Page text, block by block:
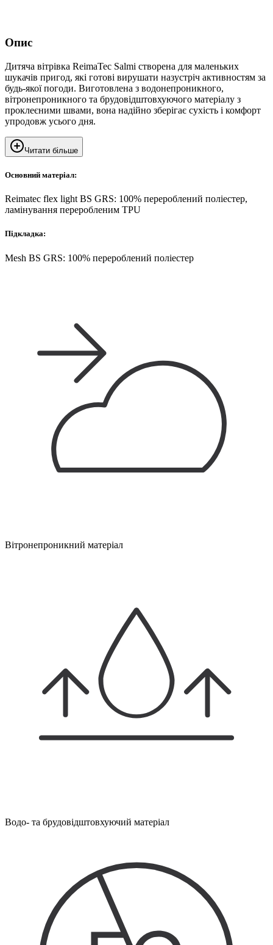
Опис
Дитяча вітрівка ReimaTec Salmi створена для маленьких
шукачів пригод, які готові вирушати назустріч активностям за
будь-якої погоди. Виготовлена з водонепроникного,
вітронепроникного та брудовідштовхуючого матеріалу з
проклеєними швами, вона надійно зберігає сухість і комфорт
упродовж усього дня.
Читати більше
Основний матеріал:
Reimatec flex light BS GRS: 100% перероблений поліестер,
ламінування переробленим TPU
Підкладка:
Mesh BS GRS: 100% перероблений поліестер
Вітронепроникний матеріал
Водо- та брудовідштовхуючий матеріал